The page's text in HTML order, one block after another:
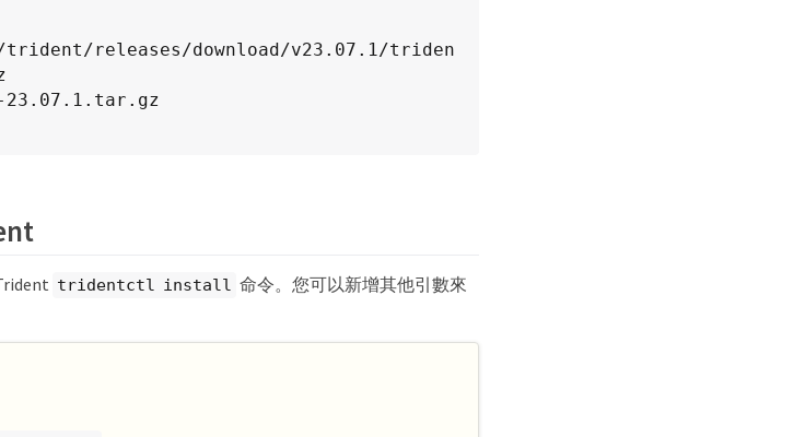
releases/download/v23.07.1/triden
tridentctl install 命令。您可以新增其他引數來